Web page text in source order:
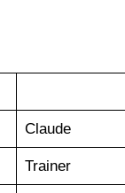
Claude
Trainer